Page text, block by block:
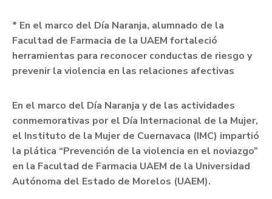
* En el marco del Día Naranja, alumnado de la
Facultad de Farmacia de la UAEM fortaleció
herramientas para reconocer conductas de riesgo y
prevenir la violencia en las relaciones afectivas
En el marco del Día Naranja y de las actividades
conmemorativas por el Día Internacional de la Mujer,
el Instituto de la Mujer de Cuernavaca (IMC) impartió
la plática “Prevención de la violencia en el noviazgo”
en la Facultad de Farmacia UAEM de la Universidad
Autónoma del Estado de Morelos (UAEM).